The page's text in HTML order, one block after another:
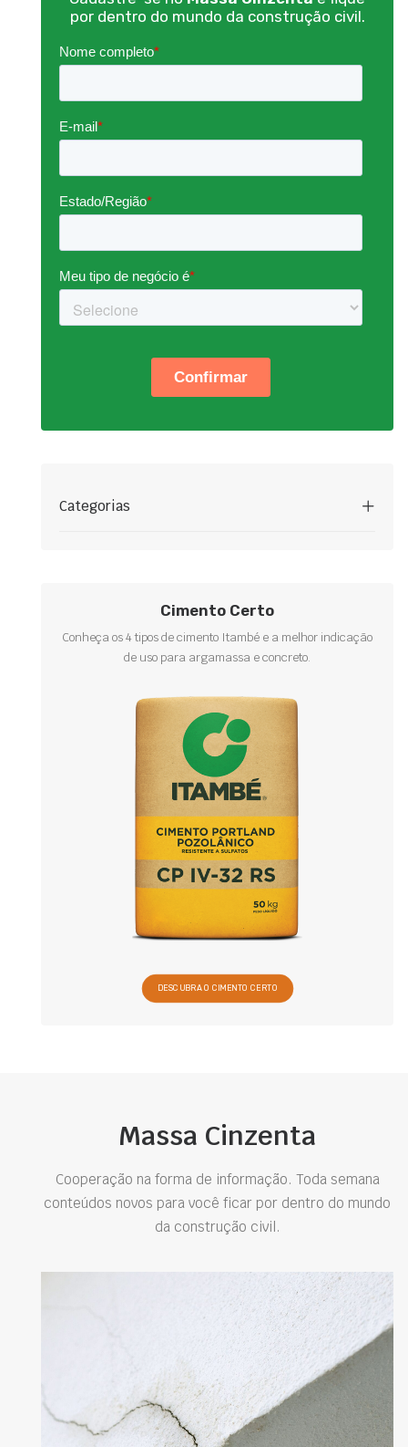
por dentro do mundo da construção civil.
Categorias
Cimento Certo
Conheça os 4 tipos de cimento Itambé e a melhor indicação
de uso para argamassa e concreto.
DESCUBRA O CIMENTO CERTO
Massa Cinzenta
Cooperação na forma de informação. Toda semana
conteúdos novos para você ficar por dentro do mundo
da construção civil.